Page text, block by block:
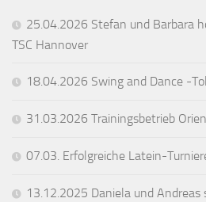
25.04.2026 Stefan und Barbara
TSC Hannover
18.04.2026 Swing and Dance -
31.03.2026 Trainingsbetrieb
07.03. Erfolgreiche Latein-
13.12.2025 Daniela und Andreas